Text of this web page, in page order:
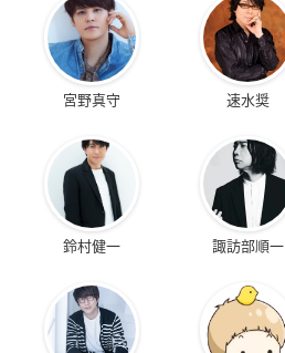
宮野真守 速水奨
鈴村健一 諏訪部順一